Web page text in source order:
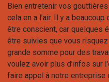
Bien entretenir vos
cela en a l'air. Il y a
être conscient, car quelques
être suivies que vous
grande somme pour des
voulez avoir plus d’infos sur
faire appel à notre